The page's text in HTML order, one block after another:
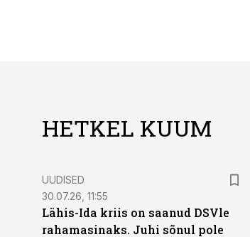
HETKEL KUUM
UUDISED
30.07.26, 11:55
Lähis-Ida kriis on saanud DSVle
rahamasinaks. Juhi sõnul pole